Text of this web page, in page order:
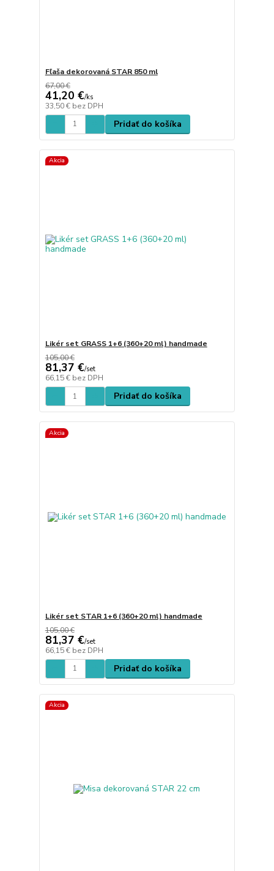
Fľaša dekorovaná STAR 850 ml
67,00 €
41,20 €/ks
33,50 € bez DPH
Pridať do košíka
Akcia
Likér set GRASS 1+6 (360+20 ml) handmade
105,00 €
81,37 €/set
66,15 € bez DPH
Pridať do košíka
Akcia
Likér set STAR 1+6 (360+20 ml) handmade
105,00 €
81,37 €/set
66,15 € bez DPH
Pridať do košíka
Akcia